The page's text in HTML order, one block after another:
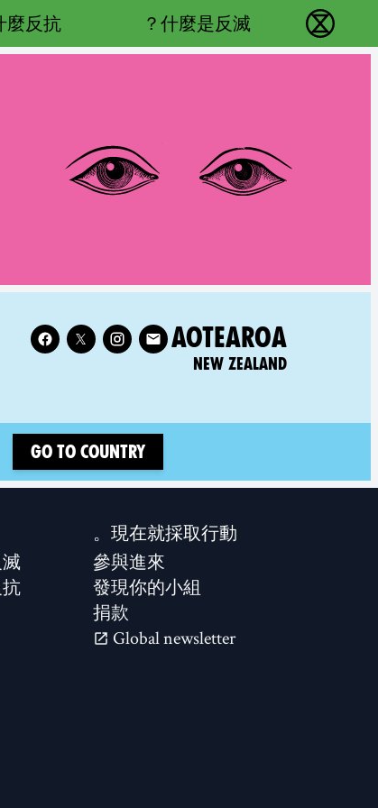
反抗滅絕 - Home
什麼是反滅？
反抗？
RELATED COUNTRY GROUP:
AOTEAROA
NEW ZEALAND
Follow XR New Zealand on
Go to country
現在就採取行動。
參與進來
發現你的小組
捐款
Global newsletter
？
？